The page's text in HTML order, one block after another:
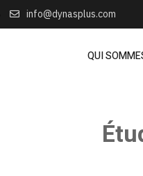
info@dynasplus.com
QUI